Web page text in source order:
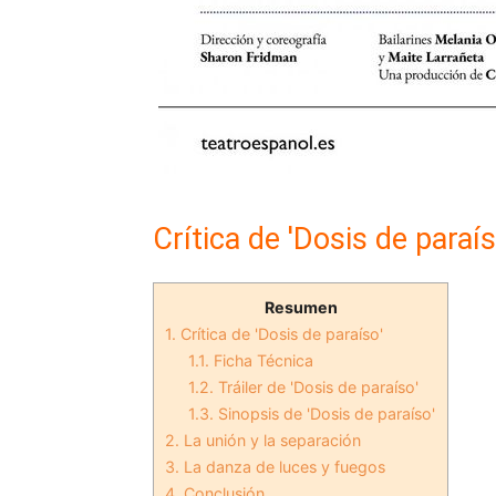
Crítica de 'Dosis de
Resumen
1. Crítica de 'Dosis de paraíso'
1.1. Ficha Técnica
1.2. Tráiler de 'Dosis de paraíso'
1.3. Sinopsis de 'Dosis de paraíso'
2. La unión y la separación
3. La danza de luces y fuegos